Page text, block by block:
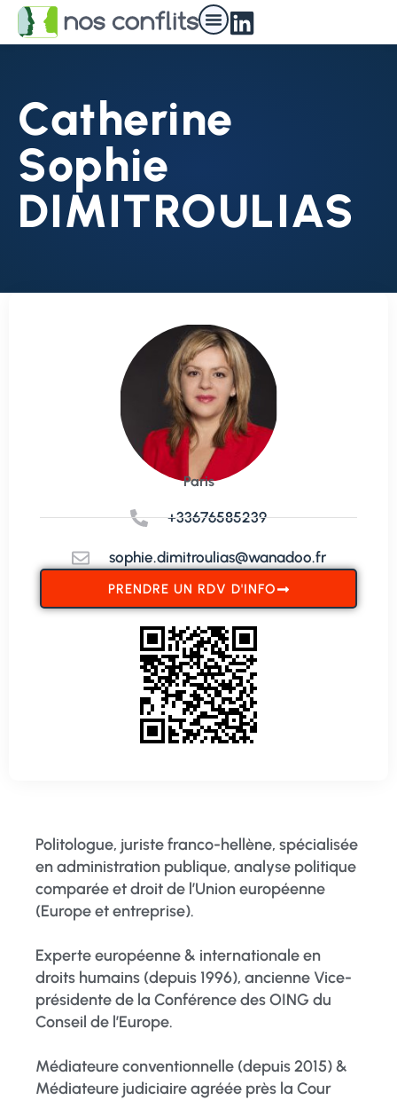
Catherine
Sophie
DIMITROULIAS
Paris
+33676585239
sophie.dimitroulias@wanadoo.fr
PRENDRE UN RDV D'INFO
Politologue, juriste franco-hellène, spécialisée
en administration publique, analyse politique
comparée et droit de l’Union européenne
(Europe et entreprise).
Experte européenne & internationale en
droits humains (depuis 1996), ancienne Vice-
présidente de la Conférence des OING du
Conseil de l’Europe.
Médiateure conventionnelle (depuis 2015) &
Médiateure judiciaire agréée près la Cour